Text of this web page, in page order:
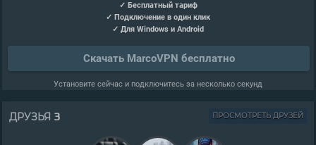
✓ Бесплатный тариф
✓ Подключение в один клик
✓ Для Windows и Android
Скачать MarcoVPN бесплатно
Установите сейчас и подключитесь за несколько секунд
ДРУЗЬЯ 3 ПРОСМОТРЕТЬ ДРУЗЕЙ